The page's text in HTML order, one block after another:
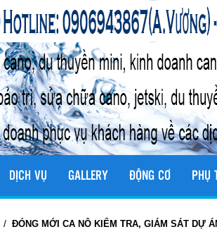
DỊCH VỤ GALLERY ĐỘNG CƠ PHỤ
/ ĐÓNG MỚI CA NÔ KIỂM TRA, GIÁM SÁT DỰ